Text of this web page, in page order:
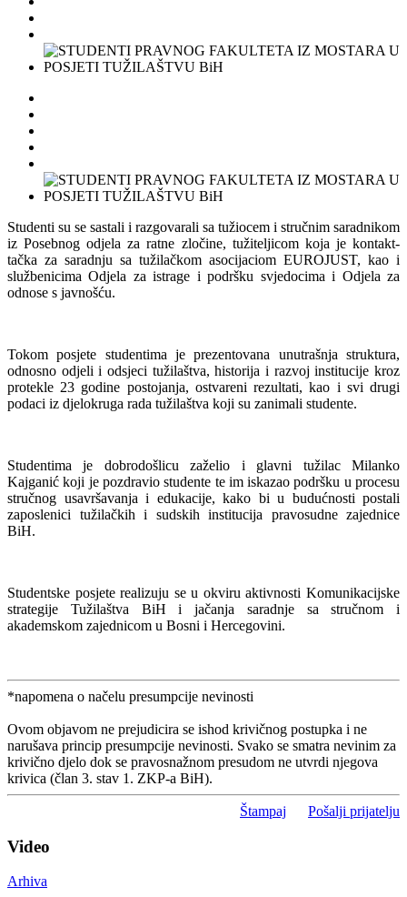
Studenti su se sastali i razgovarali sa tužiocem i stručnim saradnikom
iz Posebnog odjela za ratne zločine, tužiteljicom koja je kontakt-
tačka za saradnju sa tužilačkom asocijaciom EUROJUST, kao i
službenicima Odjela za istrage i podršku svjedocima i Odjela za
odnose s javnošću.
Tokom posjete studentima je prezentovana unutrašnja struktura,
odnosno odjeli i odsjeci tužilaštva, historija i razvoj institucije kroz
protekle 23 godine postojanja, ostvareni rezultati, kao i svi drugi
podaci iz djelokruga rada tužilaštva koji su zanimali studente.
Studentima je dobrodošlicu zaželio i glavni tužilac Milanko
Kajganić koji je pozdravio studente te im iskazao podršku u procesu
stručnog usavršavanja i edukacije, kako bi u budućnosti postali
zaposlenici tužilačkih i sudskih institucija pravosudne zajednice
BiH.
Studentske posjete realizuju se u okviru aktivnosti Komunikacijske
strategije Tužilaštva BiH i jačanja saradnje sa stručnom i
akademskom zajednicom u Bosni i Hercegovini.
*napomena o načelu presumpcije nevinosti
Ovom objavom ne prejudicira se ishod krivičnog postupka i ne
narušava princip presumpcije nevinosti. Svako se smatra nevinim za
krivično djelo dok se pravosnažnom presudom ne utvrdi njegova
krivica (član 3. stav 1. ZKP-a BiH).
Štampaj Pošalji prijatelju
Video
Arhiva